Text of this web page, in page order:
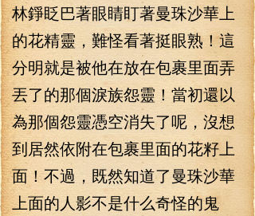
林錚眨巴著眼睛盯著曼珠沙華上
的花精靈，難怪看著挺眼熟！這
分明就是被他在放在包裹里面弄
丟了的那個淚族怨靈！當初還以
為那個怨靈憑空消失了呢，沒想
到居然依附在包裹里面的花籽上
面！不過，既然知道了曼珠沙華
上面的人影不是什么奇怪的鬼